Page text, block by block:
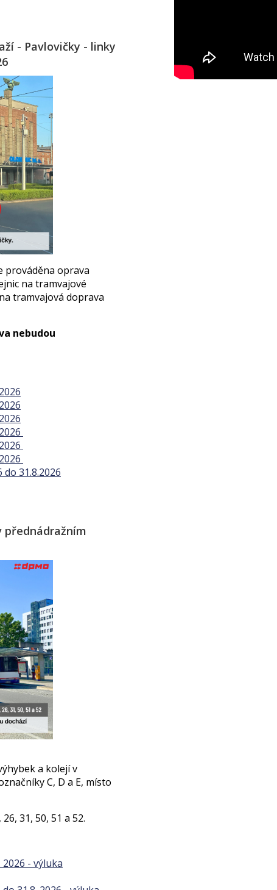
- Pavlovičky - linky
prováděna oprava
na tramvajové
tramvajová doprava
nebudou
31.8.2026
přednádražním
a kolejí v
C, D a E, místo
31, 50, 51 a 52.
- výluka